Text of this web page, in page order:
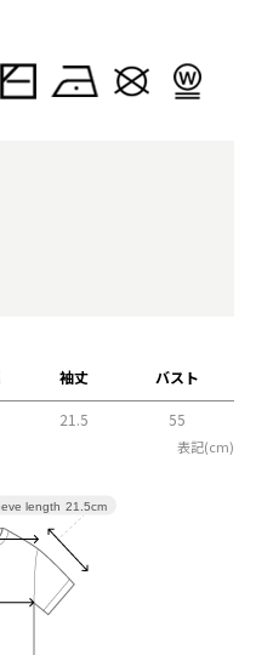
袖丈 バスト
21.5 55
表記(cm)
length 21.5cm